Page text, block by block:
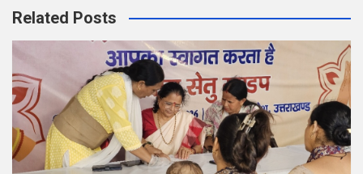
Related Posts